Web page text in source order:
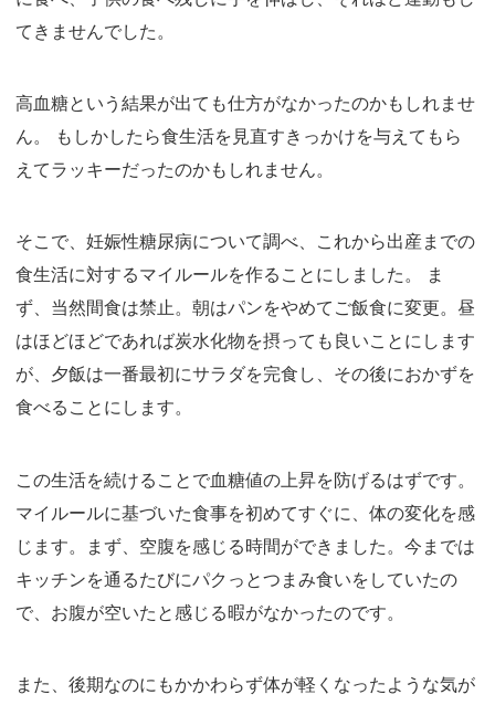
てきませんでした。
高血糖という結果が出ても仕方がなかったのかもしれませ
ん。 もしかしたら食生活を見直すきっかけを与えてもら
えてラッキーだったのかもしれません。
そこで、妊娠性糖尿病について調べ、これから出産までの
食生活に対するマイルールを作ることにしました。 ま
ず、当然間食は禁止。朝はパンをやめてご飯食に変更。昼
はほどほどであれば炭水化物を摂っても良いことにします
が、夕飯は一番最初にサラダを完食し、その後におかずを
食べることにします。
この生活を続けることで血糖値の上昇を防げるはずです。
マイルールに基づいた食事を初めてすぐに、体の変化を感
じます。まず、空腹を感じる時間ができました。今までは
キッチンを通るたびにパクっとつまみ食いをしていたの
で、お腹が空いたと感じる暇がなかったのです。
また、後期なのにもかかわらず体が軽くなったような気が